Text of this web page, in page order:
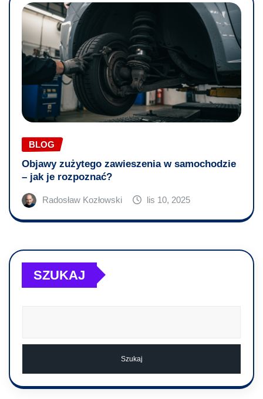
BLOG
Objawy zużytego zawieszenia w samochodzie
– jak je rozpoznać?
Radosław Kozłowski lis 10, 2025
SZUKAJ
Szukaj